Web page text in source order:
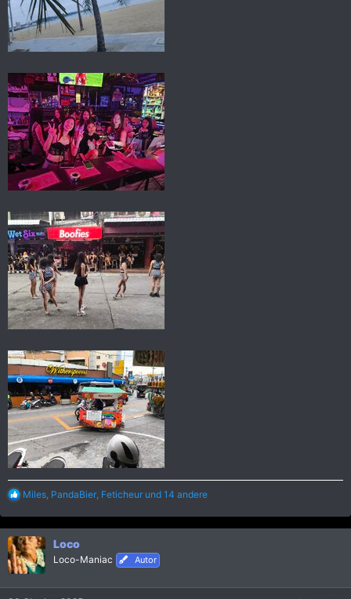
R
a
k
t
i
o
Miles PandaBier Feticheur und 14 andere
Loco
Loco-Maniac Autor